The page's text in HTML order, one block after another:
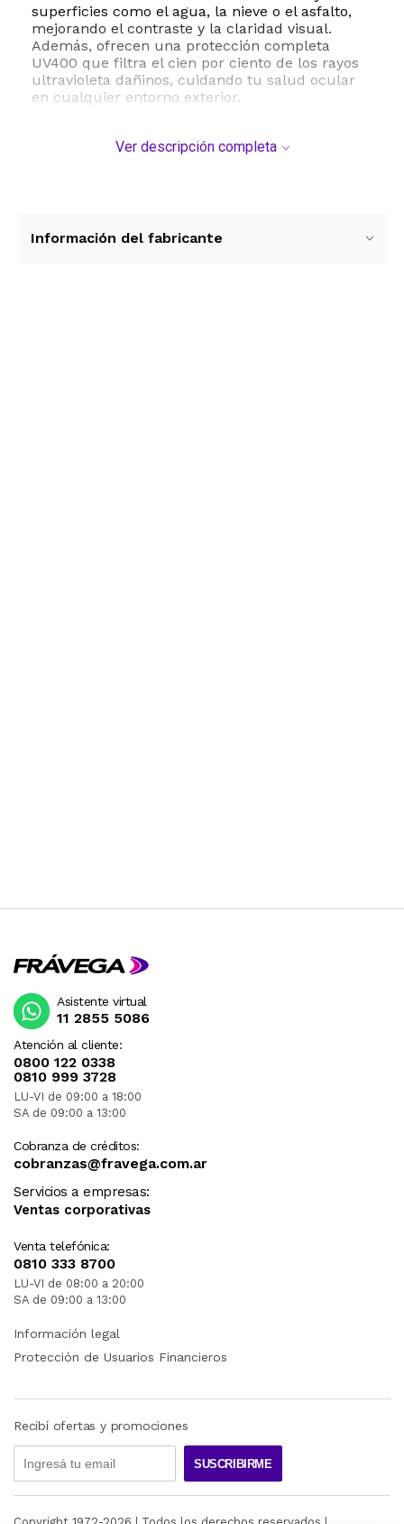
superficies como el agua, la nieve o el asfalto,
mejorando el contraste y la claridad visual.
Además, ofrecen una protección completa
UV400 que filtra el cien por ciento de los rayos
ultravioleta dañinos, cuidando tu salud ocular
en cualquier entorno exterior.
alta calidad, son extremadamente ligeras con
conducir, pescar, caminar o practicar deportes.
Ver descripción completa
Información del fabricante
Atención al cliente:
0800 122 0338
0810 999 3728
LU-VI de 09:00 a 18:00
SA de 09:00 a 13:00
Cobranza de créditos:
cobranzas@fravega.com.ar
Servicios a empresas:
Ventas corporativas
Venta telefónica:
0810 333 8700
LU-VI de 08:00 a 20:00
SA de 09:00 a 13:00
Asistente virtual
11 2855 5086
Información legal
Protección de Usuarios Financieros
Recibí ofertas y promociones
SUSCRIBIRME